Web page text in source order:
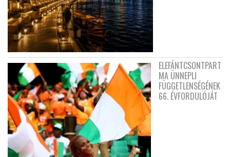
ELEFÁNTCSONTPART
MA ÜNNEPLI
FÜGGETLENSÉGÉNEK
66. ÉVFORDULÓJÁT